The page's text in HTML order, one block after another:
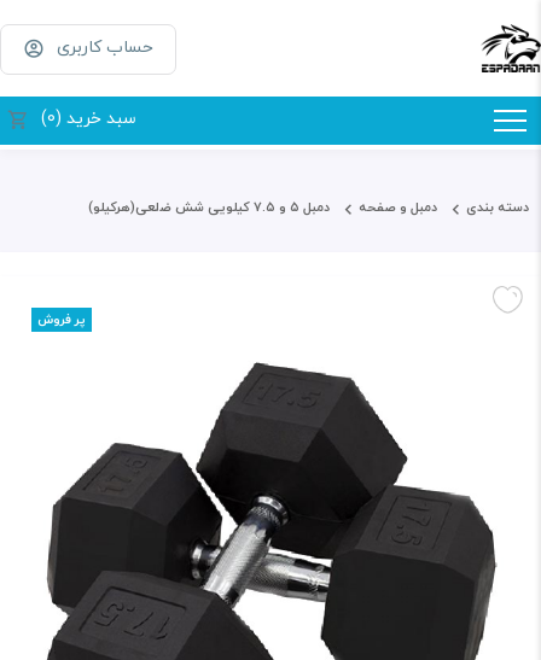
حساب کاربری
سبد خرید (0)
دسته بندی دمبل و صفحه دمبل ۵ و ۷.۵ کیلویی شش ضلعی(هرکیلو)
پر فروش